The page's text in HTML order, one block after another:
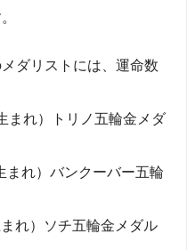
ダリストには、運命数
まれ）トリノ五輪金メダ
まれ）バンクーバー五輪
れ）ソチ五輪金メダル